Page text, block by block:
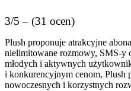
3/5 – (31 ocen)
Plush proponuje atrakcyjne
nielimitowane rozmowy, SMS-y
młodych i aktywnych
i konkurencyjnym cenom, Plush
nowoczesnych i korzystnych